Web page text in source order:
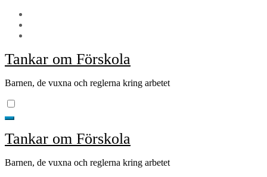
Tankar om Förskola
Barnen, de vuxna och reglerna kring arbetet
Tankar om Förskola
Barnen, de vuxna och reglerna kring arbetet